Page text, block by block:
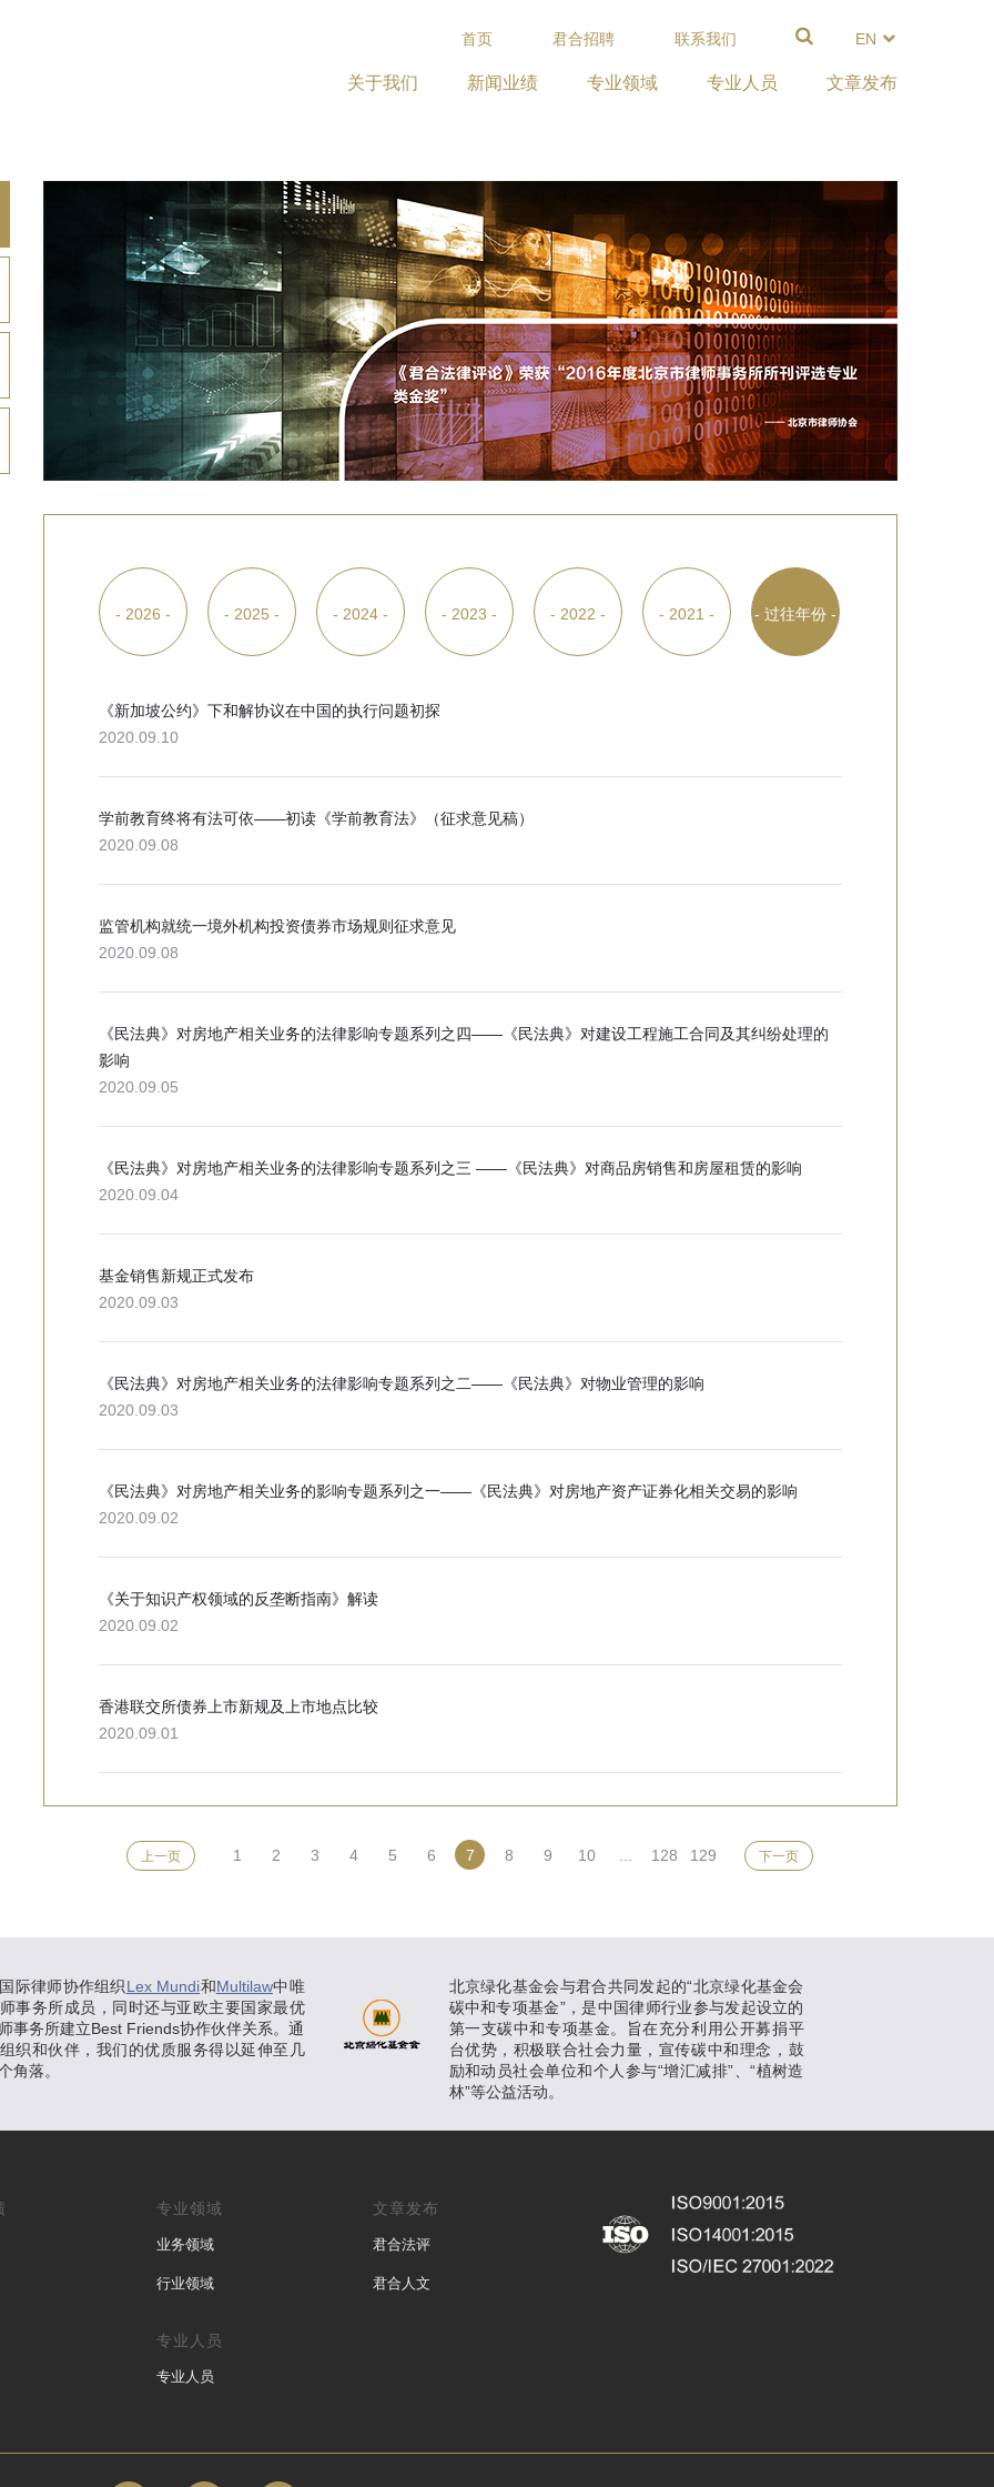
EN
首页 君合招聘 联系我们
关于我们 新闻业绩 专业领域 专业人员 文章发布
- 2026 - - 2025 - - 2024 - - 2023 - - 2022 - - 2021 - - 过往年份 -
《新加坡公约》下和解协议在中国的执行问题初探
2020.09.10
学前教育终将有法可依——初读《学前教育法》（征求意见稿）
2020.09.08
监管机构就统一境外机构投资债券市场规则征求意见
2020.09.08
《民法典》对房地产相关业务的法律影响专题系列之四——《民法典》对建设工程施工合同及其纠纷处理的
影响
2020.09.05
《民法典》对房地产相关业务的法律影响专题系列之三 ——《民法典》对商品房销售和房屋租赁的影响
2020.09.04
基金销售新规正式发布
2020.09.03
《民法典》对房地产相关业务的法律影响专题系列之二——《民法典》对物业管理的影响
2020.09.03
《民法典》对房地产相关业务的影响专题系列之一——《民法典》对房地产资产证券化相关交易的影响
2020.09.02
《关于知识产权领域的反垄断指南》解读
2020.09.02
香港联交所债券上市新规及上市地点比较
2020.09.01
上一页 1 2 3 4 5 6 7 8 9 10 128 129 下一页
际律师协作组织Lex Mundi和Multilaw中唯
事务所成员，同时还与亚欧主要国家最优
事务所建立Best Friends协作伙伴关系。通
织和伙伴，我们的优质服务得以延伸至几
角落。
北京绿化基金会与君合共同发起的“北京绿化基金会
碳中和专项基金”，是中国律师行业参与发起设立的
第一支碳中和专项基金。旨在充分利用公开募捐平
台优势，积极联合社会力量，宣传碳中和理念，鼓
励和动员社会单位和个人参与“增汇减排”、“植树造
林”等公益活动。
专业领域
业务领域
行业领域
专业人员
专业人员
文章发布
君合法评
君合人文